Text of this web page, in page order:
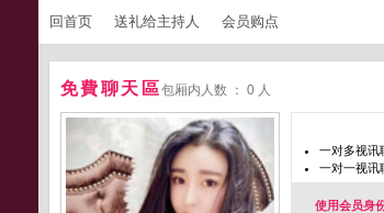
回首页 送礼给主持人 会员购点
免費聊天區包厢内人数 ： 0 人
一对多视讯
一对一视讯
使用会员身